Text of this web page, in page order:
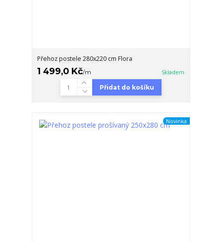
Přehoz postele 280x220 cm Flora
1 499,0 Kč/m Skladem
Přidat do košíku
Novinka